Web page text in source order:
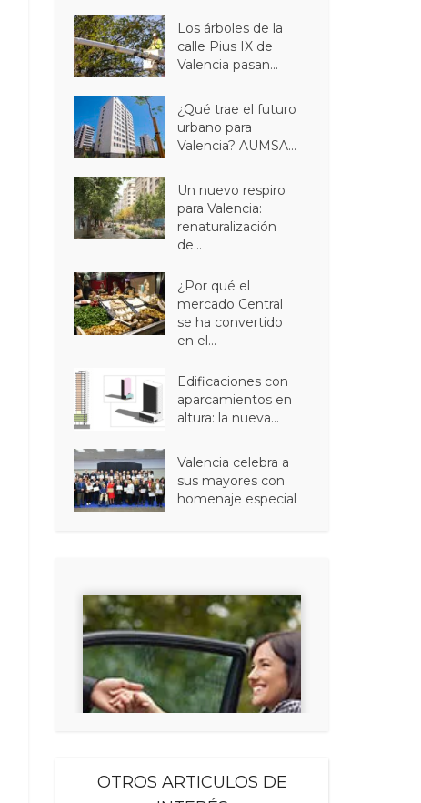
Los árboles de la
calle Pius IX de
Valencia pasan...
¿Qué trae el futuro
urbano para
Valencia? AUMSA...
Un nuevo respiro
para Valencia:
renaturalización
de...
¿Por qué el
mercado Central
se ha convertido
en el...
Edificaciones con
aparcamientos en
altura: la nueva...
Valencia celebra a
sus mayores con
homenaje especial
OTROS ARTICULOS DE